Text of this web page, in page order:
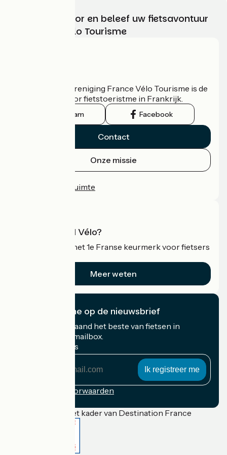
Kies, bereid voor en beleef uw fietsavontuur
met France Vélo Tourisme
De nationale vereniging France Vélo Tourisme is de
officiële gids voor fietstoeristme in Frankrijk.
Instagram Facebook
Contact
Onze missie
Professionele ruimte
Wat is Accueil Vélo?
Accueil Vélo is het 1e Franse keurmerk voor fietsers
Meer weten
Ik abonneer me op de nieuwsbrief
Ontvang elke maand het beste van fietsen in
Frankrijk in uw mailbox.
Mijn e-mailadres
Inschrijvingsvoorwaarden
Gefinancierd in het kader van Destination France